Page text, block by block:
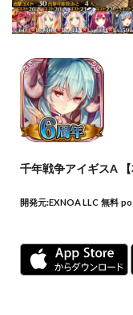
千年戦争アイギスA 【
開発元:EXNOA LLC 無料